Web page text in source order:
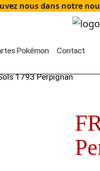
nous dans notre
Pokémon Contact
1793 Perpignan